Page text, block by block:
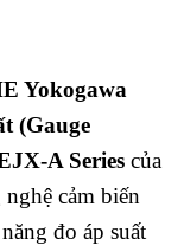
Yokogawa
(Gauge
A Series của
cảm biến
đo áp suất